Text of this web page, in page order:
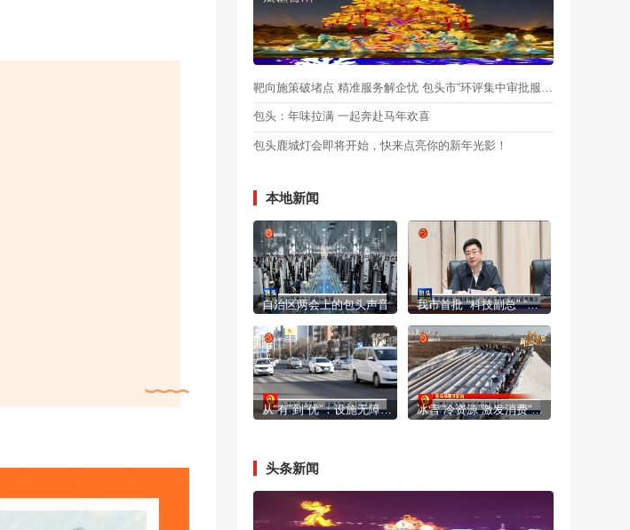
包头：年味拉满 一起奔赴马年欢喜
包头鹿城灯会即将开始，快来点亮你的新年光影！
本地新闻
自治区两会上的包头声音 我市首批 “科技副总” “产业教授”进行成果展示
从“有”到“优”：设施无障碍 出行更有爱 冰雪“冷资源”激发消费“热活力”
头条新闻